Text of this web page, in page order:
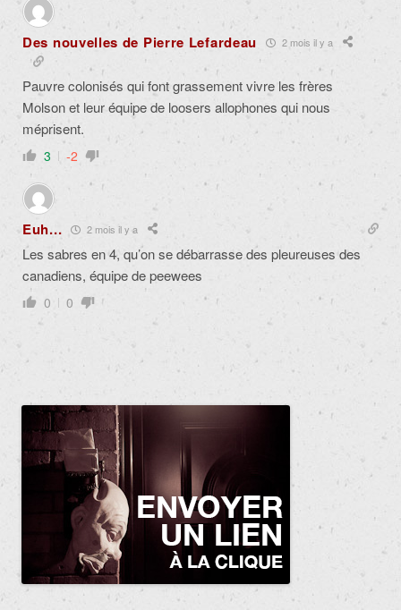
Des nouvelles de Pierre Lefardeau 2 mois il y a
Pauvre colonisés qui font grassement vivre les frères
Molson et leur équipe de loosers allophones qui nous
méprisent.
3 -2
Euh... 2 mois il y a
Les sabres en 4, qu’on se débarrasse des pleureuses des
canadiens, équipe de peewees
0 0